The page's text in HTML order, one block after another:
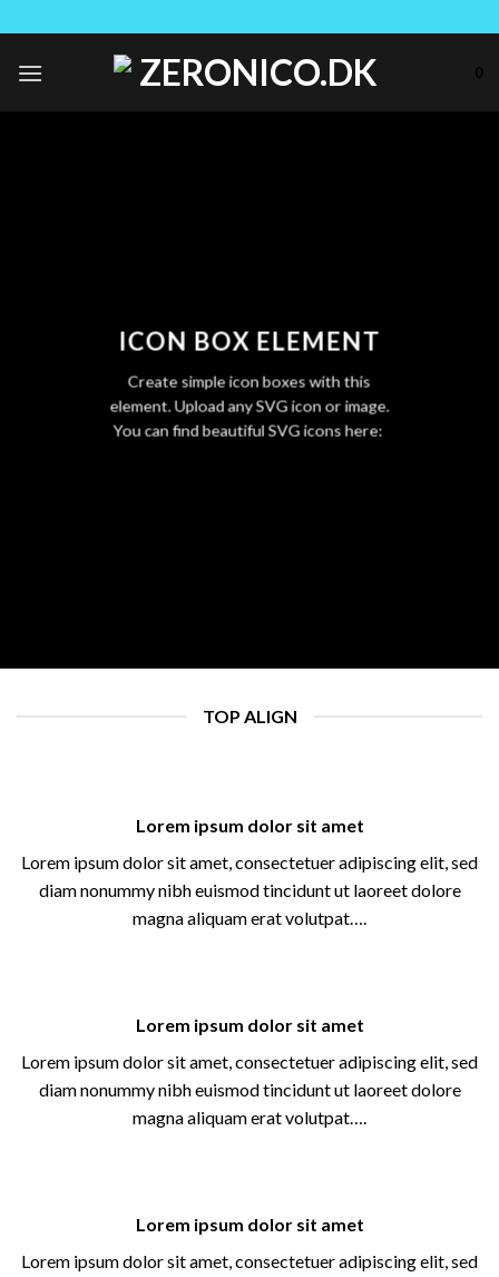
to
content
0
ICON BOX ELEMENT
Create simple icon boxes with this
element. Upload any SVG icon or image.
You can find beautiful SVG icons here:
TOP ALIGN
Lorem ipsum dolor sit amet
Lorem ipsum dolor sit amet, consectetuer adipiscing elit, sed
diam nonummy nibh euismod tincidunt ut laoreet dolore
magna aliquam erat volutpat….
Lorem ipsum dolor sit amet
Lorem ipsum dolor sit amet, consectetuer adipiscing elit, sed
diam nonummy nibh euismod tincidunt ut laoreet dolore
magna aliquam erat volutpat….
Lorem ipsum dolor sit amet
Lorem ipsum dolor sit amet, consectetuer adipiscing elit, sed